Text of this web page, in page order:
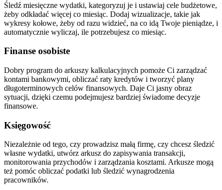
Śledź miesięczne wydatki, kategoryzuj je i ustawiaj cele budżetowe,
żeby odkładać więcej co miesiąc. Dodaj wizualizacje, takie jak
wykresy kołowe, żeby od razu widzieć, na co idą Twoje pieniądze, i
automatycznie wyliczaj, ile potrzebujesz co miesiąc.
Finanse osobiste
Dobry program do arkuszy kalkulacyjnych pomoże Ci zarządzać
kontami bankowymi, obliczać raty kredytów i tworzyć plany
długoterminowych celów finansowych. Daje Ci jasny obraz
sytuacji, dzięki czemu podejmujesz bardziej świadome decyzje
finansowe.
Księgowość
Niezależnie od tego, czy prowadzisz małą firmę, czy chcesz śledzić
własne wydatki, utwórz arkusz do zapisywania transakcji,
monitorowania przychodów i zarządzania kosztami. Arkusze mogą
też pomóc obliczać podatki lub śledzić wynagrodzenia
pracowników.